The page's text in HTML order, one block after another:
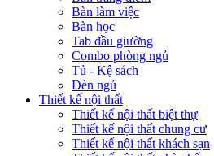
Bàn làm việc
Bàn học
Tab đầu giường
Combo phòng ngủ
Tủ - Kệ sách
Đèn ngủ
Thiết kế nội thất
Thiết kế nội thất biệt thự
Thiết kế nội thất chung cư
Thiết kế nội thất khách sạn